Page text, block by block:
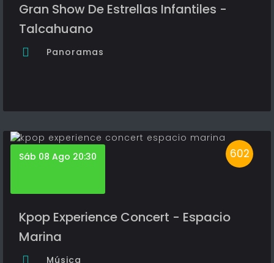
Gran Show De Estrellas Infantiles -
Talcahuano
Panoramas
602
Sáb 08 Ago 20:30
Kpop Experience Concert - Espacio
Marina
Música